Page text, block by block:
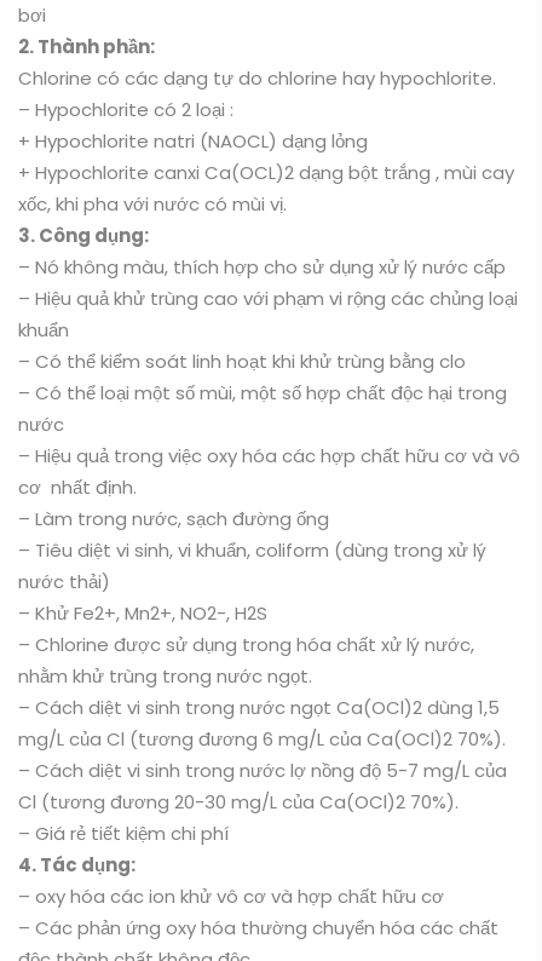
bơi
2. Thành phần:
Chlorine có các dạng tự do chlorine hay hypochlorite.
– Hypochlorite có 2 loại :
+ Hypochlorite natri (NAOCL) dạng lỏng
+ Hypochlorite canxi Ca(OCL)2 dạng bột trắng , mùi cay
xốc, khi pha với nước có mùi vị.
3. Công dụng:
– Nó không màu, thích hợp cho sử dụng xử lý nước cấp
– Hiệu quả khử trùng cao với phạm vi rộng các chủng loại
khuẩn
– Có thể kiểm soát linh hoạt khi khử trùng bằng clo
– Có thể loại một số mùi, một số hợp chất độc hại trong
nước
– Hiệu quả trong việc oxy hóa các hợp chất hữu cơ và vô
cơ nhất định.
– Làm trong nước, sạch đường ống
– Tiêu diệt vi sinh, vi khuẩn, coliform (dùng trong xử lý
nước thải)
– Khử Fe2+, Mn2+, NO2-, H2S
– Chlorine được sử dụng trong hóa chất xử lý nước,
nhằm khử trùng trong nước ngọt.
– Cách diệt vi sinh trong nước ngọt Ca(OCl)2 dùng 1,5
mg/L của Cl (tương đương 6 mg/L của Ca(OCl)2 70%).
– Cách diệt vi sinh trong nước lợ nồng độ 5-7 mg/L của
Cl (tương đương 20-30 mg/L của Ca(OCl)2 70%).
– Giá rẻ tiết kiệm chi phí
4. Tác dụng:
– oxy hóa các ion khử vô cơ và hợp chất hữu cơ
– Các phản ứng oxy hóa thường chuyển hóa các chất